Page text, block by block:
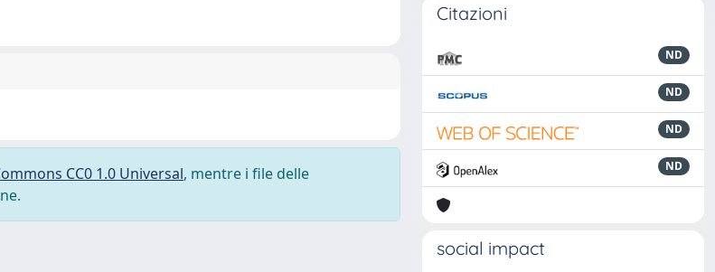
CC0 1.0 Universal, mentre i file delle
Citazioni
ND
ND
ND
ND
social impact